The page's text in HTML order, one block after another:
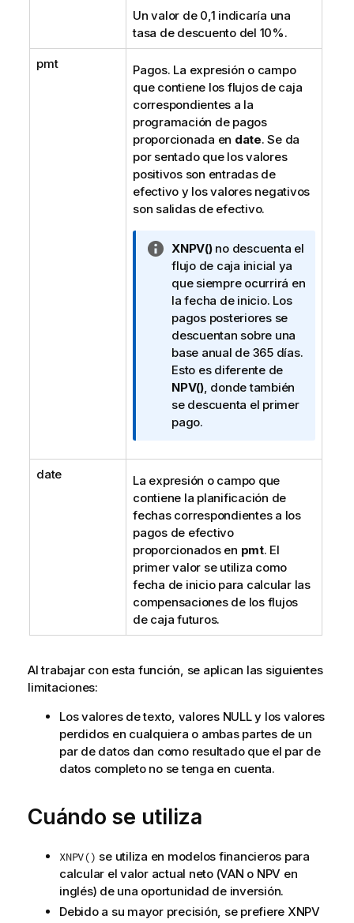
Un valor de 0,1 indicaría una
tasa de descuento del 10%.
pmt
Pagos. La expresión o campo
que contiene los flujos de caja
correspondientes a la
programación de pagos
proporcionada en date. Se da
por sentado que los valores
positivos son entradas de
efectivo y los valores negativos
son salidas de efectivo.
N
o
t
a
i
n
f
o
r
m
a
i
XNPV()no descuenta el
flujo de caja inicial ya
que siempre ocurrirá en
la fecha de inicio. Los
pagos posteriores se
descuentan sobre una
base anual de 365 días.
Esto es diferente de
NPV(), donde también
se descuenta el primer
pago.
date
La expresión o campo que
contiene la planificación de
fechas correspondientes a los
pagos de efectivo
proporcionados en pmt. El
primer valor se utiliza como
fecha de inicio para calcular las
compensaciones de los flujos
de caja futuros.
Al trabajar con esta función, se aplican las siguientes
limitaciones:
Los valores de texto, valores NULLy los valores
perdidos en cualquiera o ambas partes de un
par de datos dan como resultado que el par de
datos completo no se tenga en cuenta.
Cuándo se utiliza
XNPV() se utiliza en modelos financieros para
calcular el valor actual neto (VAN o NPV en
inglés) de una oportunidad de inversión.
Debido a su mayor precisión, se prefiere XNPV